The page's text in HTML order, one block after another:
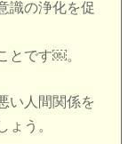
識の浄化を促
とです￼。
い人間関係を
ょう。